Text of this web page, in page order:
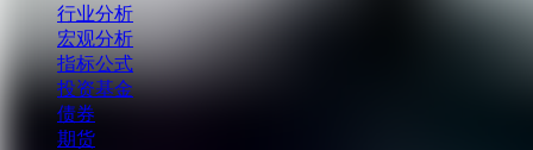
行业分析
宏观分析
指标公式
投资基金
债券
期货